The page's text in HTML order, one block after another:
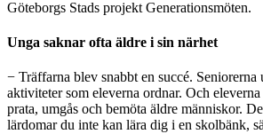
Göteborgs Stads projekt Generationsmöten.
Unga saknar ofta äldre i sin närhet
− Träffarna blev snabbt en succé. Seniorerna
aktiviteter som eleverna ordnar. Och
prata, umgås och bemöta äldre människor.
lärdomar du inte kan lära dig i en skolbänk,